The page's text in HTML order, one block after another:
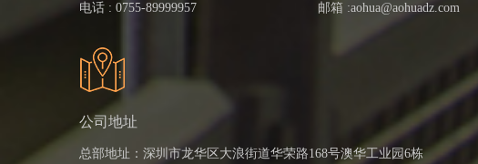
电话 : 0755-89999957 邮箱 :aohua@aohuadz.com
公司地址
总部地址：深圳市龙华区大浪街道华荣路168号澳华工业园6栋